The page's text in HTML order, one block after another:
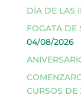
DÍA DE LAS
FOGATA DE
04/08/2026
CURSOS DE